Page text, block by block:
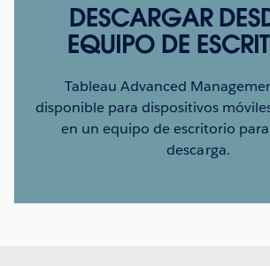
DESCARGAR
EQUIPO DE
Tableau Advanced
disponible para dispositivos
en un equipo de escritorio
descarga.